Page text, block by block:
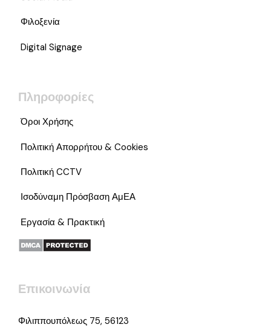
Φιλοξενία
Digital Signage
Πληροφορίες
Όροι Χρήσης
Πολιτική Απορρήτου & Cookies
Πολιτική CCTV
Ισοδύναμη Πρόσβαση ΑμΕΑ
Εργασία & Πρακτική
Επικοινωνία
Φιλιππουπόλεως 75, 56123